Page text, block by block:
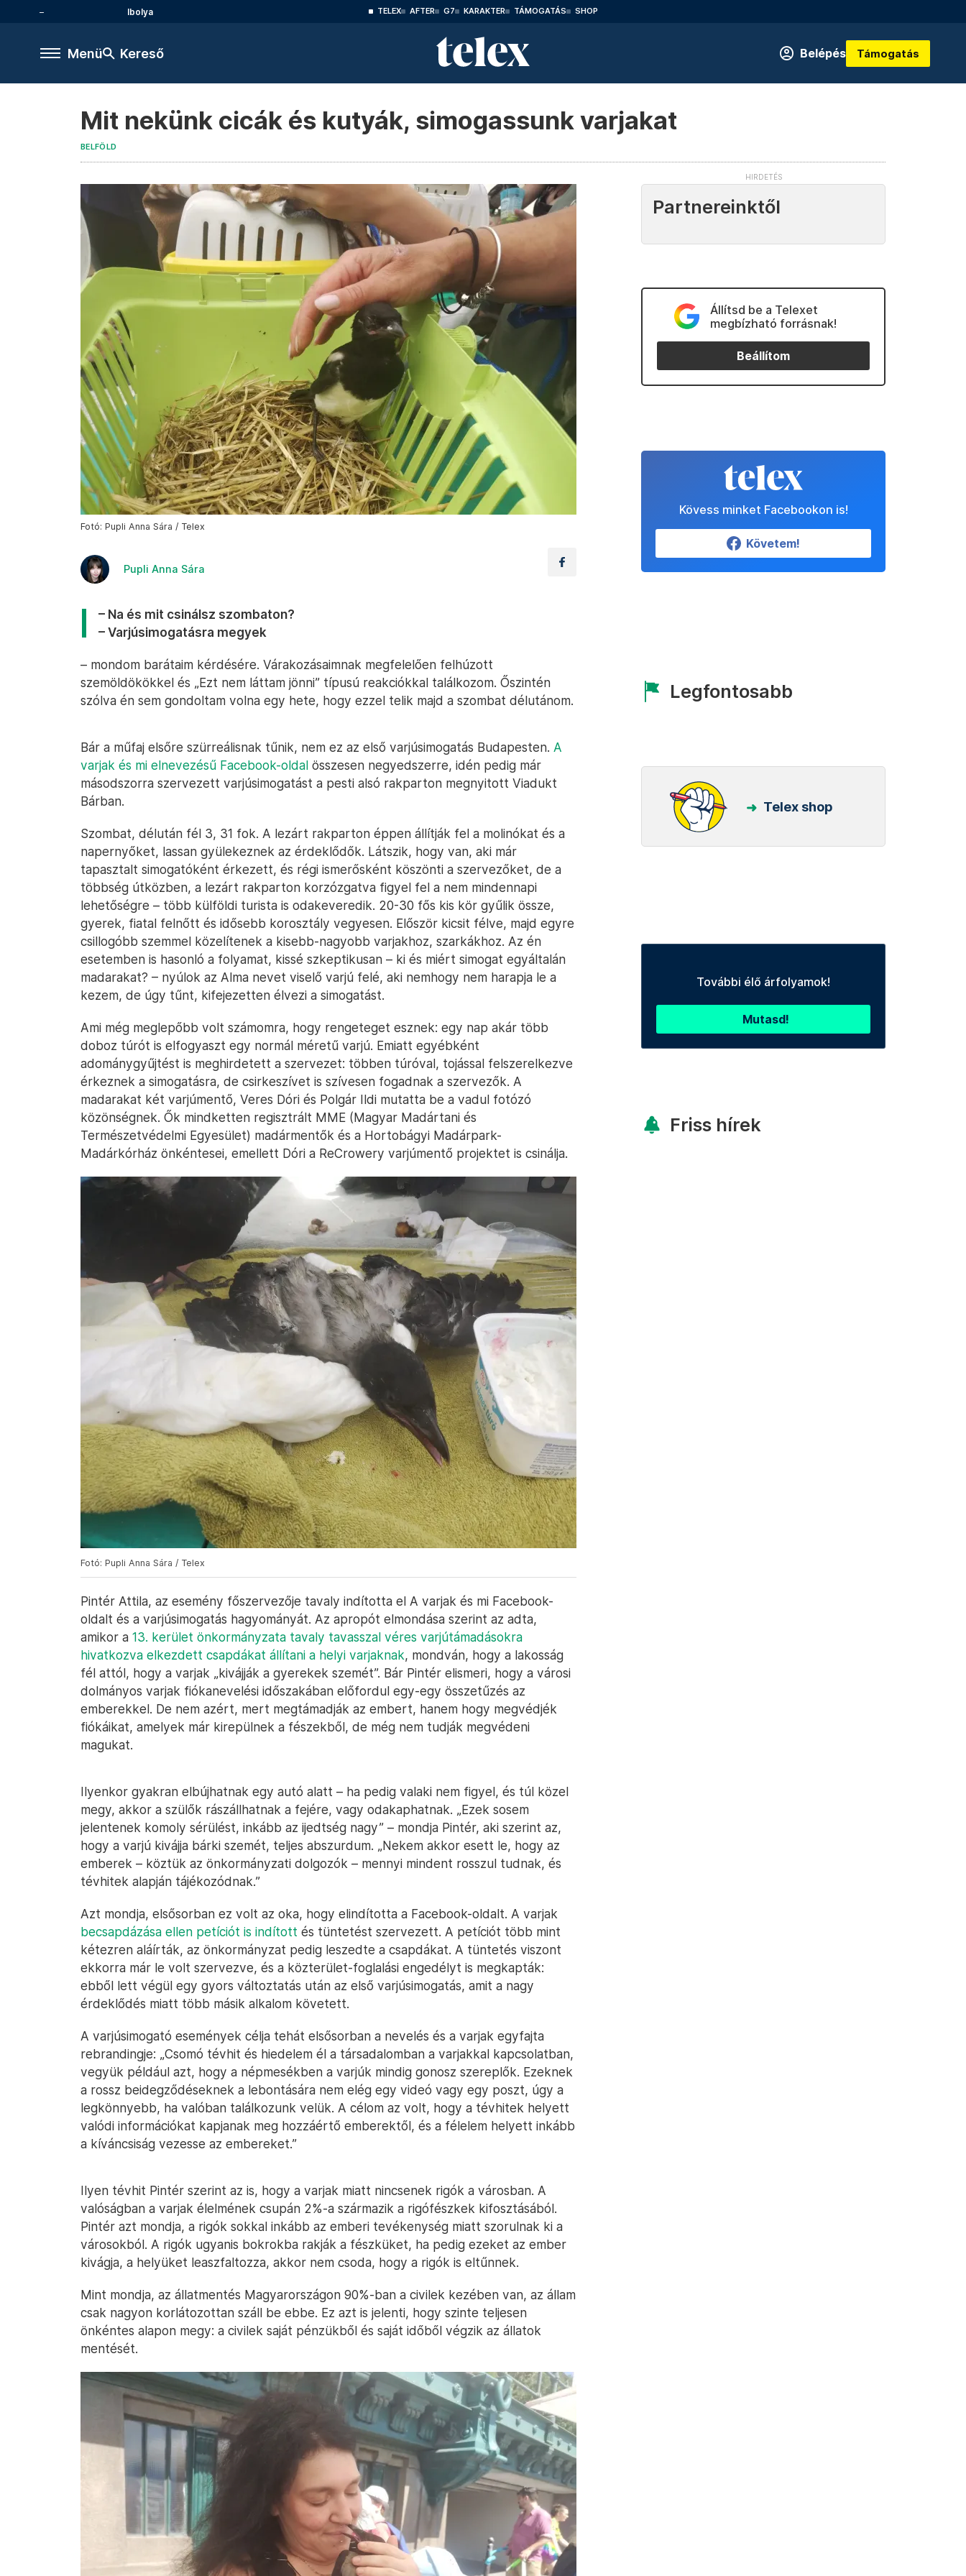
Ibolya TELEX AFTER G7 KARAKTER TÁMOGATÁS SHOP
Menü Kereső Belépés Támogatás
Mit nekünk cicák és kutyák, simogassunk varjakat
BELFÖLD
Fotó: Pupli Anna Sára / Telex
Pupli Anna Sára
– Na és mit csinálsz szombaton?
– Varjúsimogatásra megyek
– mondom barátaim kérdésére. Várakozásaimnak megfelelően felhúzott
szemöldökökkel és „Ezt nem láttam jönni” típusú reakciókkal találkozom. Őszintén
szólva én sem gondoltam volna egy hete, hogy ezzel telik majd a szombat délutánom.
Bár a műfaj elsőre szürreálisnak tűnik, nem ez az első varjúsimogatás Budapesten. A
varjak és mi elnevezésű Facebook-oldal összesen negyedszerre, idén pedig már
másodszorra szervezett varjúsimogatást a pesti alsó rakparton megnyitott Viadukt
Bárban.
Szombat, délután fél 3, 31 fok. A lezárt rakparton éppen állítják fel a molinókat és a
napernyőket, lassan gyülekeznek az érdeklődők. Látszik, hogy van, aki már
tapasztalt simogatóként érkezett, és régi ismerősként köszönti a szervezőket, de a
többség útközben, a lezárt rakparton korzózgatva figyel fel a nem mindennapi
lehetőségre – több külföldi turista is odakeveredik. 20-30 fős kis kör gyűlik össze,
gyerek, fiatal felnőtt és idősebb korosztály vegyesen. Először kicsit félve, majd egyre
csillogóbb szemmel közelítenek a kisebb-nagyobb varjakhoz, szarkákhoz. Az én
esetemben is hasonló a folyamat, kissé szkeptikusan – ki és miért simogat egyáltalán
madarakat? – nyúlok az Alma nevet viselő varjú felé, aki nemhogy nem harapja le a
kezem, de úgy tűnt, kifejezetten élvezi a simogatást.
Ami még meglepőbb volt számomra, hogy rengeteget esznek: egy nap akár több
doboz túrót is elfogyaszt egy normál méretű varjú. Emiatt egyébként
adománygyűjtést is meghirdetett a szervezet: többen túróval, tojással felszerelkezve
érkeznek a simogatásra, de csirkeszívet is szívesen fogadnak a szervezők. A
madarakat két varjúmentő, Veres Dóri és Polgár Ildi mutatta be a vadul fotózó
közönségnek. Ők mindketten regisztrált MME (Magyar Madártani és
Természetvédelmi Egyesület) madármentők és a Hortobágyi Madárpark-
Madárkórház önkéntesei, emellett Dóri a ReCrowery varjúmentő projektet is csinálja.
Fotó: Pupli Anna Sára / Telex
Pintér Attila, az esemény főszervezője tavaly indította el A varjak és mi Facebook-
oldalt és a varjúsimogatás hagyományát. Az apropót elmondása szerint az adta,
amikor a 13. kerület önkormányzata tavaly tavasszal véres varjútámadásokra
hivatkozva elkezdett csapdákat állítani a helyi varjaknak, mondván, hogy a lakosság
fél attól, hogy a varjak „kivájják a gyerekek szemét”. Bár Pintér elismeri, hogy a városi
dolmányos varjak fiókanevelési időszakában előfordul egy-egy összetűzés az
emberekkel. De nem azért, mert megtámadják az embert, hanem hogy megvédjék
fiókáikat, amelyek már kirepülnek a fészekből, de még nem tudják megvédeni
magukat.
Ilyenkor gyakran elbújhatnak egy autó alatt – ha pedig valaki nem figyel, és túl közel
megy, akkor a szülők rászállhatnak a fejére, vagy odakaphatnak. „Ezek sosem
jelentenek komoly sérülést, inkább az ijedtség nagy” – mondja Pintér, aki szerint az,
hogy a varjú kivájja bárki szemét, teljes abszurdum. „Nekem akkor esett le, hogy az
emberek – köztük az önkormányzati dolgozók – mennyi mindent rosszul tudnak, és
tévhitek alapján tájékozódnak.”
Azt mondja, elsősorban ez volt az oka, hogy elindította a Facebook-oldalt. A varjak
becsapdázása ellen petíciót is indított és tüntetést szervezett. A petíciót több mint
kétezren aláírták, az önkormányzat pedig leszedte a csapdákat. A tüntetés viszont
ekkorra már le volt szervezve, és a közterület-foglalási engedélyt is megkapták:
ebből lett végül egy gyors változtatás után az első varjúsimogatás, amit a nagy
érdeklődés miatt több másik alkalom követett.
A varjúsimogató események célja tehát elsősorban a nevelés és a varjak egyfajta
rebrandingje: „Csomó tévhit és hiedelem él a társadalomban a varjakkal kapcsolatban,
vegyük például azt, hogy a népmesékben a varjúk mindig gonosz szereplők. Ezeknek
a rossz beidegződéseknek a lebontására nem elég egy videó vagy egy poszt, úgy a
legkönnyebb, ha valóban találkozunk velük. A célom az volt, hogy a tévhitek helyett
valódi információkat kapjanak meg hozzáértő emberektől, és a félelem helyett inkább
a kíváncsiság vezesse az embereket.”
Ilyen tévhit Pintér szerint az is, hogy a varjak miatt nincsenek rigók a városban. A
valóságban a varjak élelmének csupán 2%-a származik a rigófészkek kifosztásából.
Pintér azt mondja, a rigók sokkal inkább az emberi tevékenység miatt szorulnak ki a
városokból. A rigók ugyanis bokrokba rakják a fészküket, ha pedig ezeket az ember
kivágja, a helyüket leaszfaltozza, akkor nem csoda, hogy a rigók is eltűnnek.
Mint mondja, az állatmentés Magyarországon 90%-ban a civilek kezében van, az állam
csak nagyon korlátozottan száll be ebbe. Ez azt is jelenti, hogy szinte teljesen
önkéntes alapon megy: a civilek saját pénzükből és saját időből végzik az állatok
mentését.
Partnereinktől
Állítsd be a Telexet
megbízható forrásnak!
Beállítom
Kövess minket Facebookon is!
Követem!
Legfontosabb
Telex shop
További élő árfolyamok!
Mutasd!
Friss hírek